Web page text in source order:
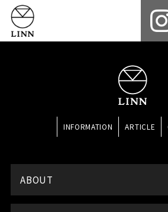
INFORMATION ARTICLE
ABOUT